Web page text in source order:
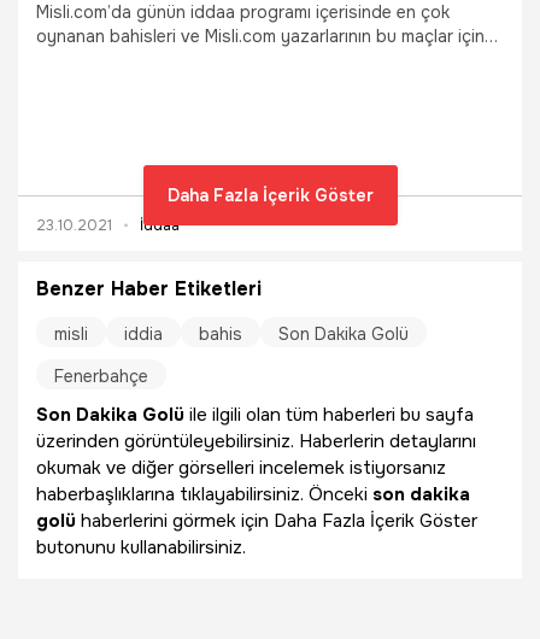
Misli.com’da günün iddaa programı içerisinde en çok
oynanan bahisleri ve Misli.com yazarlarının bu maçlar için
23.10.2021 İddaa
Daha Fazla İçerik Göster
Benzer Haber Etiketleri
misli iddia bahis
Son Dakika Golü
Fenerbahçe
Son Dakika Golü ile ilgili olan tüm haberleri bu sayfa
üzerinden görüntüleyebilirsiniz. Haberlerin detaylarını
okumak ve diğer görselleri incelemek istiyorsanız
haberbaşlıklarına tıklayabilirsiniz. Önceki son dakika
golü haberlerini görmek için Daha Fazla İçerik Göster
butonunu kullanabilirsiniz.